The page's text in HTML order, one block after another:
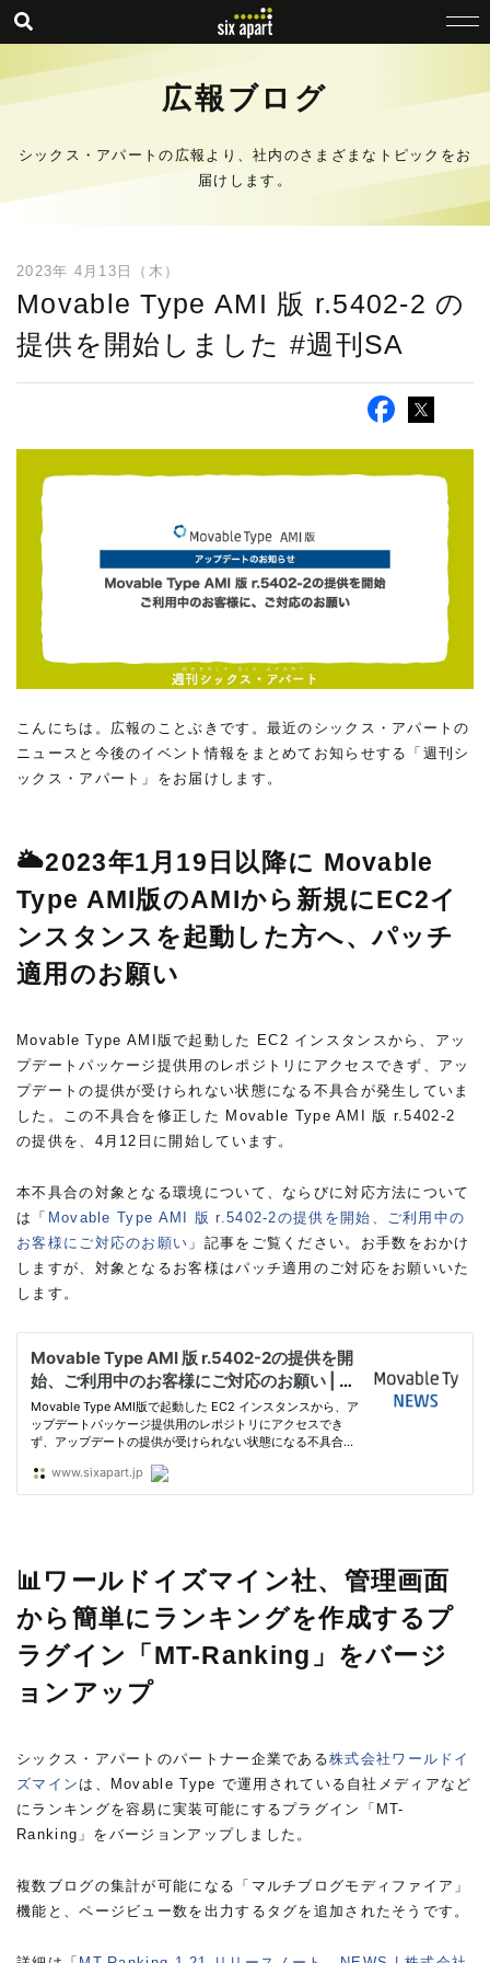
広報ブログ
シックス・アパートの広報より、社内のさまざまなトピックをお
届けします。
2023年 4月13日（木）
Movable Type AMI 版 r.5402-2 の
提供を開始しました #週刊SA
こんにちは。広報のことぶきです。最近のシックス・アパートの
ニュースと今後のイベント情報をまとめてお知らせする「週刊シ
ックス・アパート」をお届けします。
🌥2023年1月19日以降に Movable
Type AMI版のAMIから新規にEC2イ
ンスタンスを起動した方へ、パッチ
適用のお願い
Movable Type AMI版で起動した EC2 インスタンスから、アッ
プデートパッケージ提供用のレポジトリにアクセスできず、アッ
プデートの提供が受けられない状態になる不具合が発生していま
した。この不具合を修正した Movable Type AMI 版 r.5402-2
の提供を、4月12日に開始しています。
本不具合の対象となる環境について、ならびに対応方法について
は「 Movable Type AMI 版 r.5402-2の提供を開始、ご利用中の
お客様にご対応のお願い 」記事をご覧ください。お手数をおかけ
しますが、対象となるお客様はパッチ適用のご対応をお願いいた
します。
📊ワールドイズマイン社、管理画面
から簡単にランキングを作成するプ
ラグイン「MT-Ranking」をバージ
ョンアップ
シックス・アパートのパートナー企業である株式会社ワールドイ
ズマイン は、Movable Type で運用されている自社メディアなど
にランキングを容易に実装可能にするプラグイン「MT-
Ranking」をバージョンアップしました。
複数ブログの集計が可能になる「マルチブログモディファイア」
機能と、ページビュー数を出力するタグを追加されたそうです。